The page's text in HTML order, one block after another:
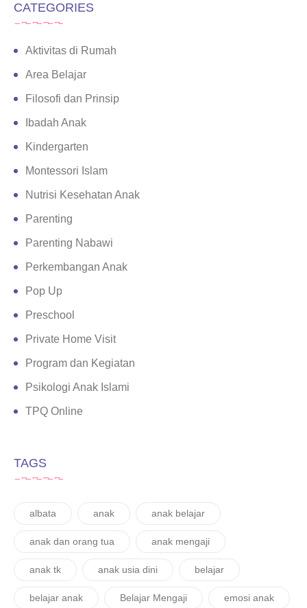
CATEGORIES
Aktivitas di Rumah
Area Belajar
Filosofi dan Prinsip
Ibadah Anak
Kindergarten
Montessori Islam
Nutrisi Kesehatan Anak
Parenting
Parenting Nabawi
Perkembangan Anak
Pop Up
Preschool
Private Home Visit
Program dan Kegiatan
Psikologi Anak Islami
TPQ Online
TAGS
albata anak anak belajar
anak dan orang tua anak mengaji
anak tk anak usia dini belajar
belajar anak Belajar Mengaji emosi anak